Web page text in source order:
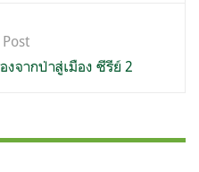
งจากป่าสู่เมือง ซีรีย์ 2